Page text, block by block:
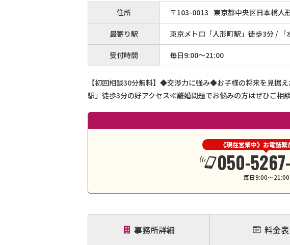
住所 〒103-0013 東京都中央区日本橋人
最寄り駅 東京メトロ「人形町駅」徒歩3分 /
受付時間 毎日9:00〜21:00
【初回相談30分無料】◆交渉力に強み◆お子様の将来を見
駅」徒歩3分の好アクセス≪離婚問題でお悩みの方はぜひご相
《現在営業中》お電話
050-
毎日9:00〜21:00
事務所詳細 料金表